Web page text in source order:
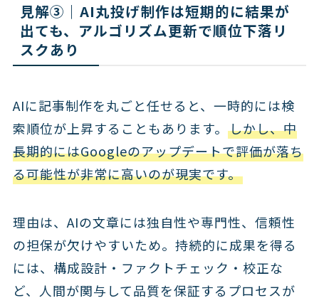
見解③｜AI丸投げ制作は短期的に結果が
出ても、アルゴリズム更新で順位下落リ
スクあり
AIに記事制作を丸ごと任せると、一時的には検
索順位が上昇することもあります。 しかし、中
長期的にはGoogleのアップデートで評価が落ち
る可能性が非常に高いのが現実です。
理由は、AIの文章には独自性や専門性、信頼性
の担保が欠けやすいため。持続的に成果を得る
には、構成設計・ファクトチェック・校正な
ど、人間が関与して品質を保証するプロセスが